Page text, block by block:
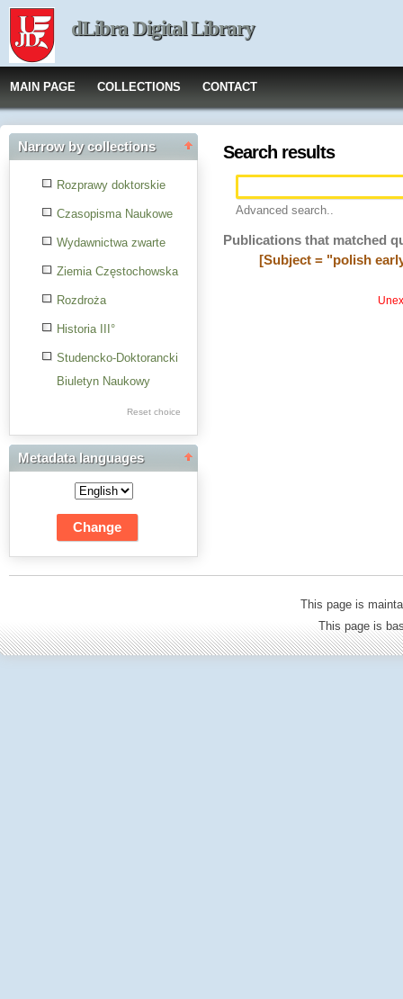
dLibra Digital Library
MAIN PAGE COLLECTIONS CONTACT
Narrow by collections
Rozprawy doktorskie
Czasopisma Naukowe
Wydawnictwa zwarte
Ziemia Częstochowska
Rozdroża
Historia III°
Studencko-Doktorancki
Biuletyn Naukowy
Res Academicae
Science Project Scripts
Biuletyn Informacyjny
WSP w Częstochowie
Reset choice
Metadata languages
Search results
Advanced search..
Publications that matched
[Subject = "polish
This page is
This page is